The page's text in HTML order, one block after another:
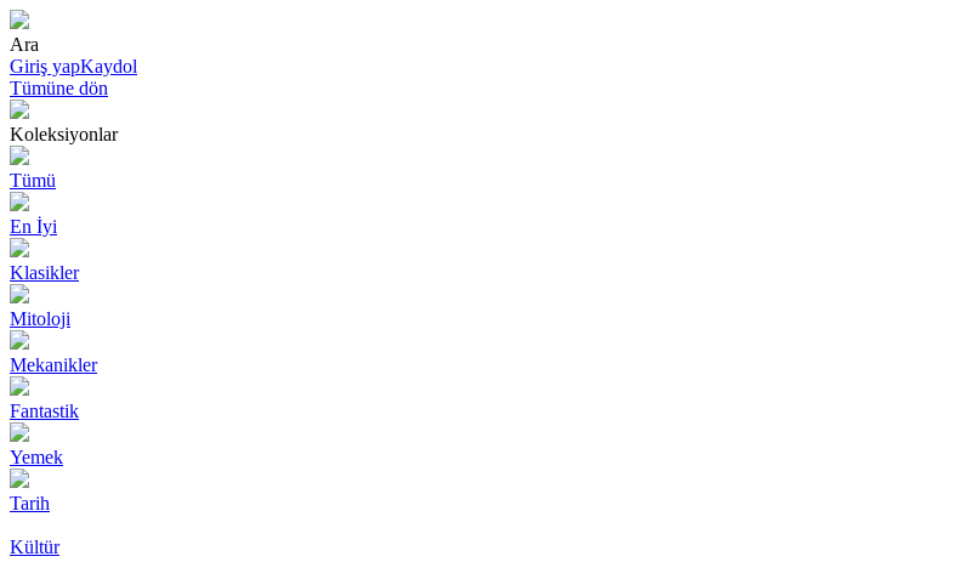
Ara
Giriş yapKaydol
Tümüne dön
Koleksiyonlar
Tümü
En İyi
Klasikler
Mitoloji
Mekanikler
Fantastik
Yemek
Tarih
Kültür